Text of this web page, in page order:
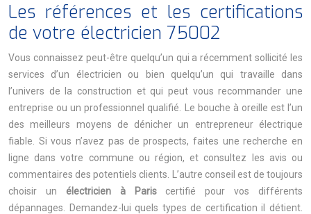
Les références et les certifications
de votre électricien 75002
Vous connaissez peut-être quelqu’un qui a récemment sollicité les
services d’un électricien ou bien quelqu’un qui travaille dans
l’univers de la construction et qui peut vous recommander une
entreprise ou un professionnel qualifié. Le bouche à oreille est l’un
des meilleurs moyens de dénicher un entrepreneur électrique
fiable. Si vous n’avez pas de prospects, faites une recherche en
ligne dans votre commune ou région, et consultez les avis ou
commentaires des potentiels clients. L’autre conseil est de toujours
choisir un électricien à Pariscertifié pour vos différents
dépannages. Demandez-lui quels types de certification il détient.